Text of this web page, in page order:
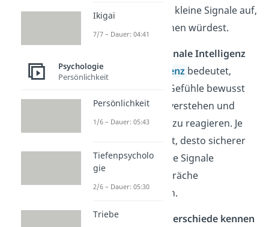
Dabei fallen dir auch kleine Signale auf,
die du sonst übersehen würdest.
Stärke deine emotionale Intelligenz
Emotionale Intelligenz bedeutet,
eigene und fremde Gefühle bewusst
wahrzunehmen, zu verstehen und
angemessen darauf zu reagieren. Je
besser du darin wirst, desto sicherer
kannst du nonverbale Signale
einordnen und Gespräche
empathischer führen.
Lerne kulturelle Unterschiede kennen
Ikigai
7/7 – Dauer: 04:41
Psychologie
Persönlichkeit
Persönlichkeit
1/6 – Dauer: 05:43
Tiefenpsycholo
gie
2/6 – Dauer: 05:30
Triebe